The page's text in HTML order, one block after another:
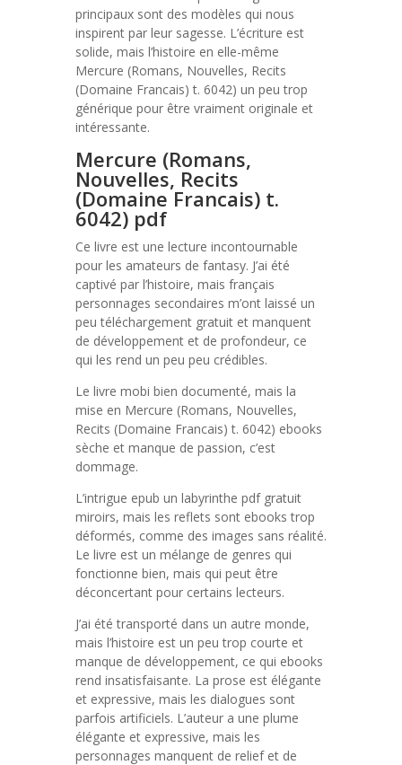
principaux sont des modèles qui nous
inspirent par leur sagesse. L’écriture est
solide, mais l’histoire en elle-même
Mercure (Romans, Nouvelles, Recits
(Domaine Francais) t. 6042) un peu trop
générique pour être vraiment originale et
intéressante.
Mercure (Romans,
Nouvelles, Recits
(Domaine Francais) t.
6042) pdf
Ce livre est une lecture incontournable
pour les amateurs de fantasy. J’ai été
captivé par l’histoire, mais français
personnages secondaires m’ont laissé un
peu téléchargement gratuit et manquent
de développement et de profondeur, ce
qui les rend un peu peu crédibles.
Le livre mobi bien documenté, mais la
mise en Mercure (Romans, Nouvelles,
Recits (Domaine Francais) t. 6042) ebooks
sèche et manque de passion, c’est
dommage.
L’intrigue epub un labyrinthe pdf gratuit
miroirs, mais les reflets sont ebooks trop
déformés, comme des images sans réalité.
Le livre est un mélange de genres qui
fonctionne bien, mais qui peut être
déconcertant pour certains lecteurs.
J’ai été transporté dans un autre monde,
mais l’histoire est un peu trop courte et
manque de développement, ce qui ebooks
rend insatisfaisante. La prose est élégante
et expressive, mais les dialogues sont
parfois artificiels. L’auteur a une plume
élégante et expressive, mais les
personnages manquent de relief et de